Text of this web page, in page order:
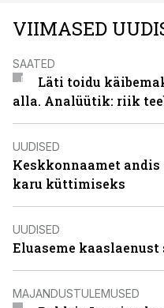
VIIMASED
SAATED
Läti toidu
alla. Analüütik: riik
UUDISED
Keskkonnaamet
karu küttimiseks
UUDISED
Eluaseme kaaslaenust
MAJANDUSTULEMUSED